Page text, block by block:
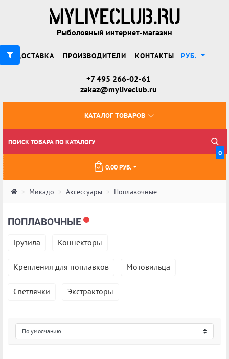
Рыболовный интернет-магазин
ДОСТАВКА ПРОИЗВОДИТЕЛИ КОНТАКТЫ РУБ.
+7 495 266-02-61
zakaz@myliveclub.ru
КАТАЛОГ ТОВАРОВ
0
0.00 РУБ.
Микадо Аксессуары Поплавочные
ПОПЛАВОЧНЫЕ
Грузила Коннекторы
Крепления для поплавков Мотовильца
Светлячки Экстракторы